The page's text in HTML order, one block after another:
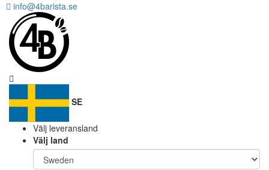
info@4barista.se
SE
Välj leveransland
Välj land